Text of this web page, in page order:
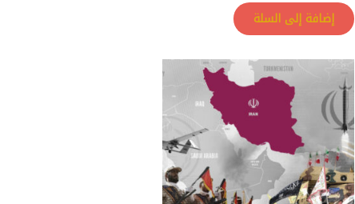
إضافة إلى السلة